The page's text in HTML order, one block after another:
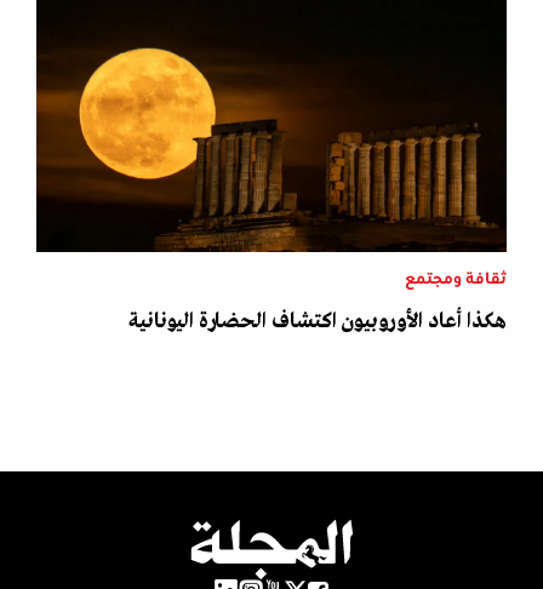
ثقافة ومجتمع
هكذا أعاد الأوروبيون اكتشاف الحضارة اليونانية